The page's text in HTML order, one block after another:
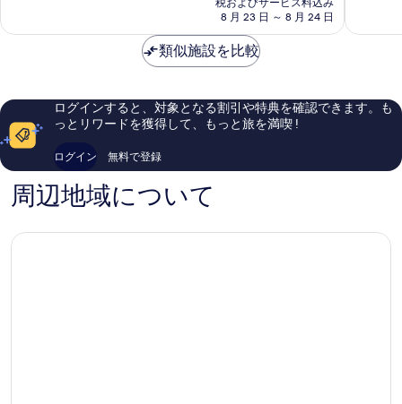
良
ミ
201
件
件
の
口
コ
料
金
8 月 23 日 ～ 8 月 24 日
素
い、
口
口
類似施設を比較
ログインすると、対象となる割引や特典を確認できます。も
っとリワードを獲得して、もっと旅を満喫 !
ログイン 無料で登録
周辺地域について